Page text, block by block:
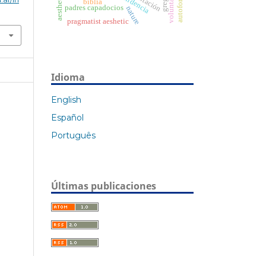
biblia
padres capadocios
aesthetic nature
pragmatist aeshetic
Idioma
English
Español
Português
Últimas publicaciones